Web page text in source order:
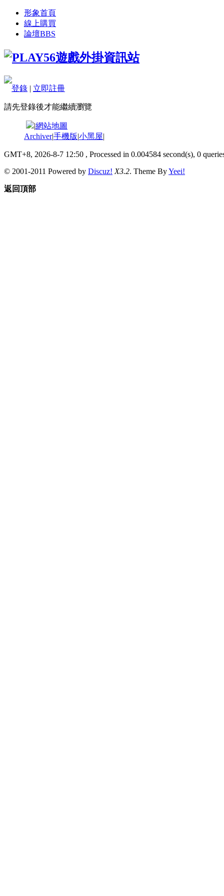
形象首頁
線上購買
論壇BBS
登錄 | 立即註冊
請先登錄後才能繼續瀏覽
|網站地圖
Archiver|手機版|小黑屋|
GMT+8, 2026-8-7 12:50 , Processed in 0.004584 second(s), 0
© 2001-2011 Powered by Discuz! X3.2. Theme ByYeei!
返回頂部